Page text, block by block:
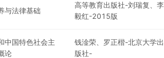
与法律基础
高等教育出版社-刘瑞复、李
毅红-2015版
中国特色社会主
论
钱淦荣、罗正楷-北京大学出
版社-